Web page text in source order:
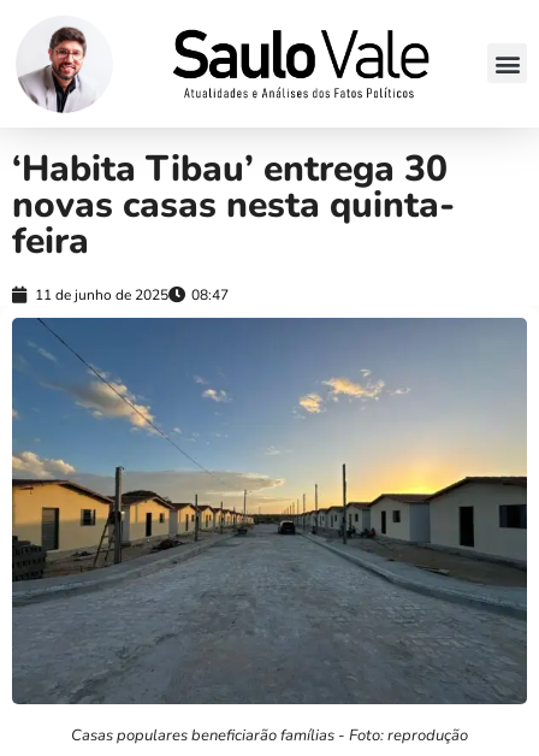
‘Habita Tibau’ entrega 30
novas casas nesta quinta-
feira
11 de junho de 2025 08:47
Casas populares beneficiarão famílias - Foto: reprodução